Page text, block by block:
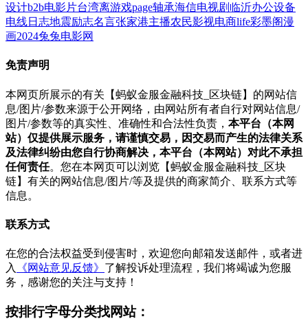
设计b2b电影片台湾离游戏page轴承海信电视剧 临沂办公设备
电线日志地震励志名言张家港主播农民影视电商life彩墨阁漫
画2024兔兔电影网
免责声明
本网页所展示的有关【蚂蚁金服金融科技_区块链】的网站信
息/图片/参数来源于公开网络，由网站所有者自行对网站信息/
图片/参数等的真实性、准确性和合法性负责， 本平台（本网
站）仅提供展示服务，请谨慎交易，因交易而产生的法律关系
及法律纠纷由您自行协商解决，本平台（本网站）对此不承担
任何责任。您在本网页可以浏览【蚂蚁金服金融科技_区块
链】有关的网站信息/图片/等及提供的商家简介、联系方式等
信息。
联系方式
在您的合法权益受到侵害时，欢迎您向邮箱发送邮件，或者进
入
《网站意见反馈》 了解投诉处理流程，我们将竭诚为您服
务，感谢您的关注与支持！
按排行字母分类找网站：